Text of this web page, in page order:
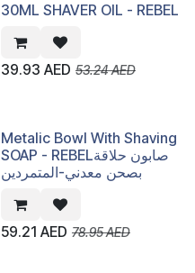
30ML SHAVER OIL - REBEL
39.93 AED 53.24AED
Metalic Bowl With Shaving
SOAP - REBELصابون حلاقة
بصحن معدني-المتمردين
59.21 AED 78.95AED